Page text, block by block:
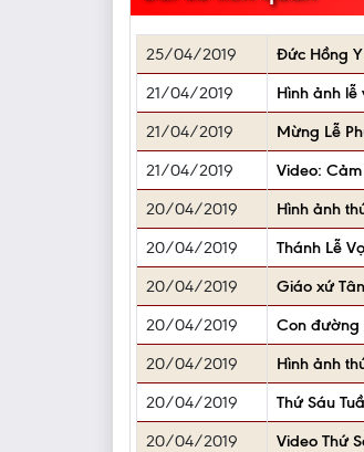
25/04/2019 Đức Hồng
21/04/2019
Hình ảnh lễ
21/04/2019
Mừng Lễ
21/04/2019
Video:
20/04/2019
Hình ảnh
20/04/2019
Thánh Lễ
20/04/2019
Giáo xứ
20/04/2019
Con đường
20/04/2019
Hình ảnh
20/04/2019
Thứ Sáu
20/04/2019
Video Thứ